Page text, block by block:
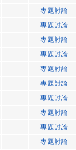
專題討論
專題討論
專題討論
專題討論
專題討論
專題討論
專題討論
專題討論
專題討論
專題討論